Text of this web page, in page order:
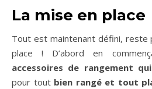
La mise en place
Tout est maintenant défini, reste
place ! D’abord en
accessoires de rangement
pour tout bien rangé et tout